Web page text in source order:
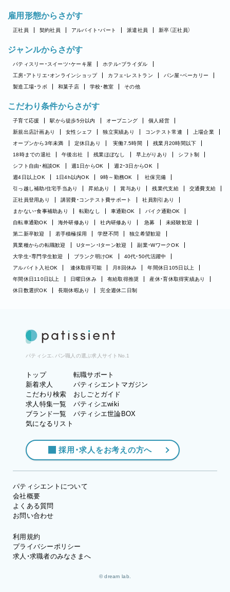
雇用形態からさがす
正社員 契約社員 アルバイト・パート 派遣社員 新卒（正社員）
ジャンルからさがす
パティスリー・スイーツ・ケーキ屋
ホテル・ブライダル
工房・アトリエ・オンラインショップ
カフェ・レストラン
パン屋・ベーカリー
製造工場・ラボ
和菓子店 学校・教室 その他
こだわり条件からさがす
子育て応援 駅から徒歩5分以内 オープニング
個人経営
新規出店計画あり
女性シェフ 独立実績あり コンテスト常連
上場企業
オープンから3年未満
定休日あり 実働7.5時間
残業月20時間以下
18時までの退社
午後出社 残業ほぼなし 早上がりあり
シフト制
シフト自由・相談OK
週1日からOK
週2・3日からOK
週4日以上OK
1日4h以内OK 9時～勤務OK
社保完備
引っ越し補助/住宅手当あり
昇給あり 賞与あり 残業代支給
交通費支給
正社員登用あり
講習費・コンテスト費サポート
社員割引あり
まかない・食事補助あり
転勤なし 車通勤OK
バイク通勤OK
自転車通勤OK
海外研修あり 社内研修あり 急募
未経験歓迎
第二新卒歓迎
若手積極採用 学歴不問
独立希望歓迎
異業種からの転職歓迎
Uターン・Iターン歓迎
副業・WワークOK
大学生・専門学生歓迎
ブランク明けOK
40代・50代活躍中
アルバイト入社OK
連休取得可能 月8回休み
年間休日105日以上
年間休日110日以上
日曜日休み 有給取得推奨
産休・育休取得実績あり
休日数選択OK
長期休暇あり 完全週休二日制
パティシエ、パン職人の選ぶ求人サイトNo.1
トップ
新着求人
こだわり検索
求人特集一覧
ブランド一覧
気になるリスト
転職サポート
パティシエントマガジン
おしごとガイド
パティシエwiki
パティシエ世論BOX
採用・求人をお考えの方へ
パティシエントについて
会社概要
よくある質問
お問い合わせ
利用規約
プライバシーポリシー
求人・求職者のみなさまへ
© dream lab.